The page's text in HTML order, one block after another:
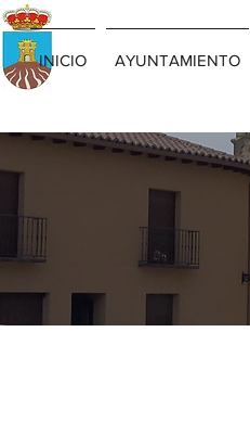
INICIO AYUNTAMIENTO